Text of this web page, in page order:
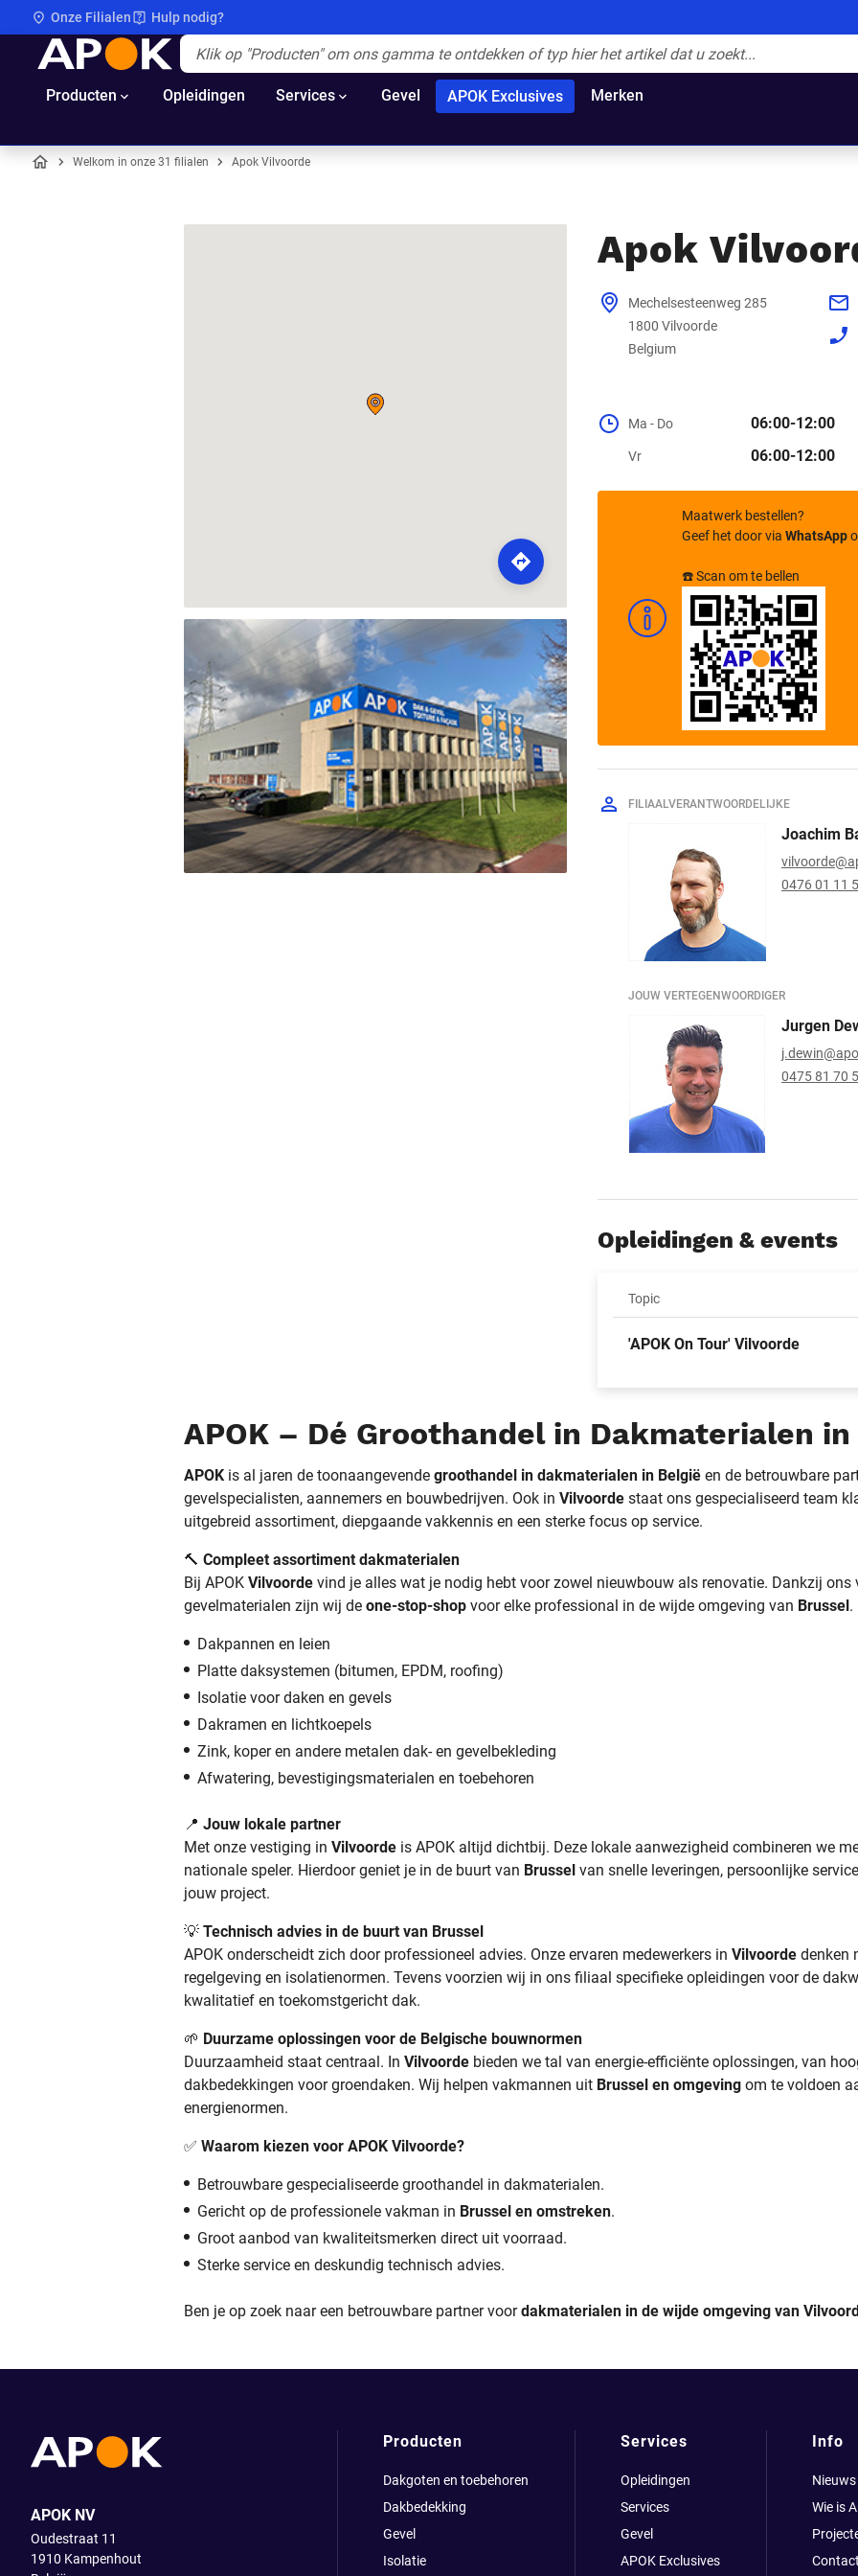
Onze Filialen Hulp nodig?
APOK
Producten Opleidingen Services Gevel APOK Exclusives Merken
Welkom in onze 31 filialen Apok Vilvoorde
ROUTE
Apok
1800
Belgium
Ma - Do 06:00-12:00
Vr 06:00-12:00
Maatwerk bestellen?
Geef het door via WhatsApp
☎️ Scan om te bellen
FILIAALVERANTWOORDELIJKE
Joachim
0476 01 11
JOUW VERTEGENWOORDIGER
Jurgen
0475 81 70
Opleidingen & events
Topic
'APOK On Tour' Vilvoorde
APOK – Dé Groothandel in Dakmaterialen in
APOK is al jaren de toonaangevende groothandel in dakmaterialen in België en de betrouwbare
gevelspecialisten, aannemers en bouwbedrijven. Ook in Vilvoorde staat ons gespecialiseerd team
uitgebreid assortiment, diepgaande vakkennis en een sterke focus op service.
🔨 Compleet assortiment dakmaterialen
Bij APOK Vilvoorde vind je alles wat je nodig hebt voor zowel nieuwbouw als renovatie. Dankzij ons
gevelmaterialen zijn wij de one-stop-shop voor elke professional in de wijde omgeving van Brussel.
Dakpannen en leien
Platte daksystemen (bitumen, EPDM, roofing)
Isolatie voor daken en gevels
Dakramen en lichtkoepels
Zink, koper en andere metalen dak- en gevelbekleding
Afwatering, bevestigingsmaterialen en toebehoren
📍 Jouw lokale partner
Met onze vestiging in Vilvoorde is APOK altijd dichtbij. Deze lokale aanwezigheid combineren we
nationale speler. Hierdoor geniet je in de buurt van Brussel van snelle leveringen, persoonlijke
jouw project.
💡 Technisch advies in de buurt van Brussel
APOK onderscheidt zich door professioneel advies. Onze ervaren medewerkers in Vilvoorde denken
regelgeving en isolatienormen. Tevens voorzien wij in ons filiaal specifieke opleidingen voor de
kwalitatief en toekomstgericht dak.
🌱 Duurzame oplossingen voor de Belgische bouwnormen
Duurzaamheid staat centraal. In Vilvoorde bieden we tal van energie-efficiënte oplossingen, van
dakbedekkingen voor groendaken. Wij helpen vakmannen uit Brussel en omgeving om te voldoen
energienormen.
✅ Waarom kiezen voor APOK Vilvoorde?
Betrouwbare gespecialiseerde groothandel in dakmaterialen.
Gericht op de professionele vakman in Brussel en omstreken.
Groot aanbod van kwaliteitsmerken direct uit voorraad.
Sterke service en deskundig technisch advies.
Ben je op zoek naar een betrouwbare partner voordakmaterialen in de wijde omgeving van
APOK NV
Oudestraat 11
1910 Kampenhout
Producten
Dakgoten en toebehoren
Dakbedekking
Gevel
Isolatie
Services
Opleidingen
Services
Gevel
APOK Exclusives
Info
Nieuws
Wie is
Contact